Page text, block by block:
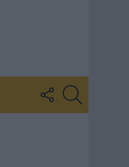
FOLLOW
US